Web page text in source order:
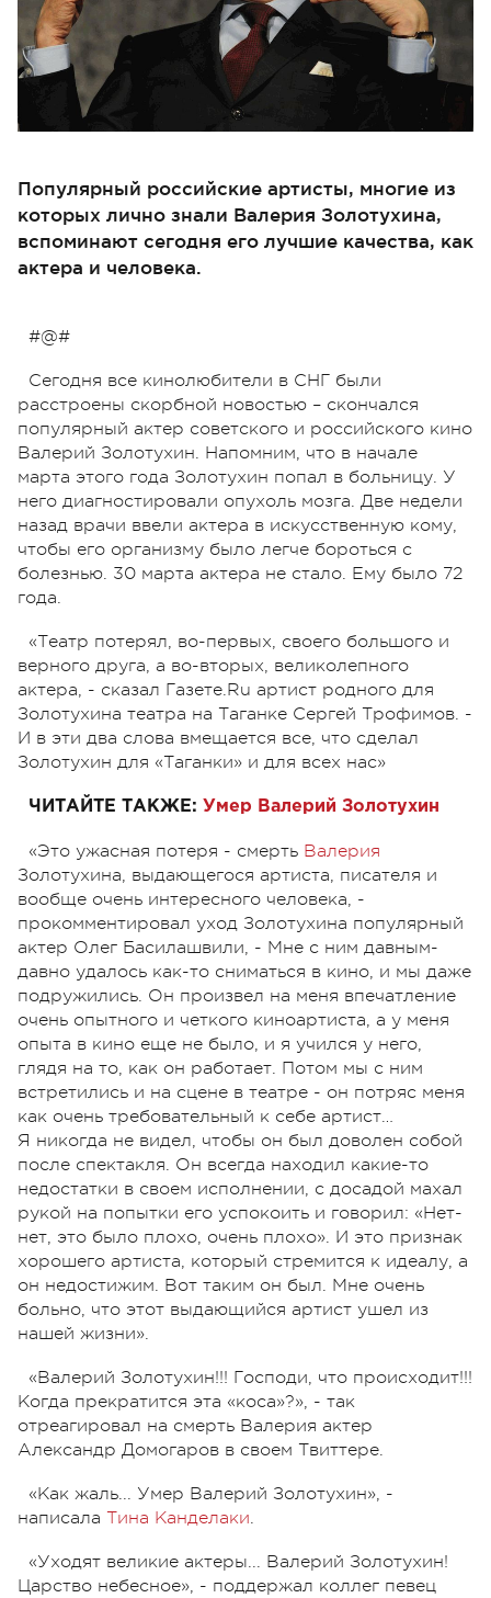
Популярный российские артисты, многие из
которых лично знали Валерия Золотухина,
вспоминают сегодня его лучшие качества, как
актера и человека.
#@#
Сегодня все кинолюбители в СНГ были
расстроены скорбной новостью – скончался
популярный актер советского и российского кино
Валерий Золотухин. Напомним, что в начале
марта этого года Золотухин попал в больницу. У
него диагностировали опухоль мозга. Две недели
назад врачи ввели актера в искусственную кому,
чтобы его организму было легче бороться с
болезнью. 30 марта актера не стало. Ему было 72
года.
«Театр потерял, во-первых, своего большого и
верного друга, а во-вторых, великолепного
актера, - сказал Газете.Ru артист родного для
Золотухина театра на Таганке Сергей Трофимов. -
И в эти два слова вмещается все, что сделал
Золотухин для «Таганки» и для всех нас»
ЧИТАЙТЕ ТАКЖЕ: Умер Валерий Золотухин
«Это ужасная потеря - смерть Валерия
Золотухина, выдающегося артиста, писателя и
вообще очень интересного человека, -
прокомментировал уход Золотухина популярный
актер Олег Басилашвили, - Мне с ним давным-
давно удалось как-то сниматься в кино, и мы даже
подружились. Он произвел на меня впечатление
очень опытного и четкого киноартиста, а у меня
опыта в кино еще не было, и я учился у него,
глядя на то, как он работает. Потом мы с ним
встретились и на сцене в театре - он потряс меня
как очень требовательный к себе артист…
Я никогда не видел, чтобы он был доволен собой
после спектакля. Он всегда находил какие-то
недостатки в своем исполнении, с досадой махал
рукой на попытки его успокоить и говорил: «Нет-
нет, это было плохо, очень плохо». И это признак
хорошего артиста, который стремится к идеалу, а
он недостижим. Вот таким он был. Мне очень
больно, что этот выдающийся артист ушел из
нашей жизни».
«Валерий Золотухин!!! Господи, что происходит!!!
Когда прекратится эта «коса»?», - так
отреагировал на смерть Валерия актер
Александр Домогаров в своем Твиттере.
«Как жаль... Умер Валерий Золотухин», -
написала Тина Канделаки.
«Уходят великие актеры... Валерий Золотухин!
Царство небесное», - поддержал коллег певец